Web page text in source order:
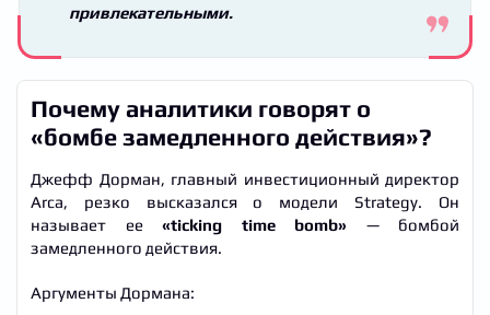
привлекательными.
Почему аналитики говорят о
«бомбе замедленного действия»?
Джефф Дорман, главный инвестиционный директор
Arca, резко высказался о модели Strategy. Он
называет ее «ticking time bomb» — бомбой
замедленного действия.
Аргументы Дормана: